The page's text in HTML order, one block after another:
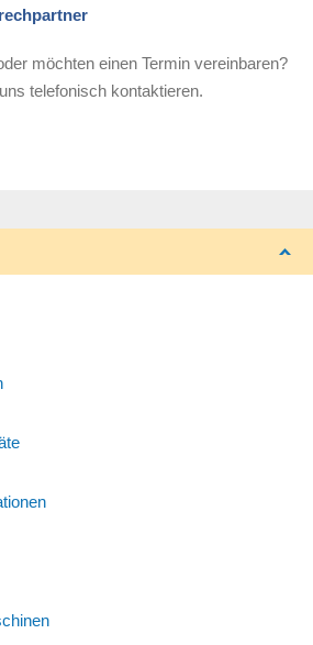
möchten einen Termin vereinbaren?
telefonisch kontaktieren.